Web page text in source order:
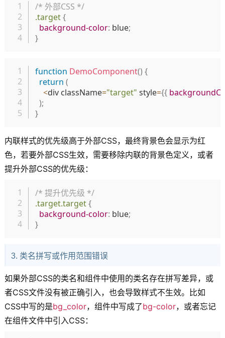
/* 外部CSS */
.target{
background-color: blue;
}
function DemoComponent() {
return (
<div className="target" style={{
);
}
内联样式的优先级高于外部CSS，最终背景色会显示为红
色，若要外部CSS生效，需要移除内联的背景色定义，或者
提升外部CSS的优先级：
/* 提升优先级 */
.target.target{
background-color: blue;
}
3. 类名拼写或作用范围错误
如果外部CSS的类名和组件中使用的类名存在拼写差异，或
者CSS文件没有被正确引入，也会导致样式不生效。比如
CSS中写的是bg_color，组件中写成了bg-color，或者忘记
在组件文件中引入CSS：